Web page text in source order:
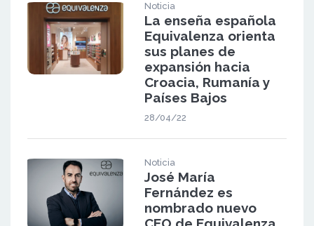
Noticia
La enseña española
Equivalenza orienta
sus planes de
expansión hacia
Croacia, Rumanía y
Países Bajos
28/04/22
Noticia
José María
Fernández es
nombrado nuevo